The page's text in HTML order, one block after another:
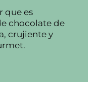
que es
chocolate de
crujiente y